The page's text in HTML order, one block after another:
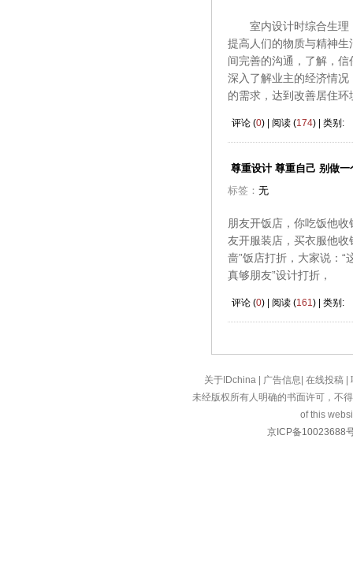
室内设计时综合生理，
提高人们的物质与精神
间完善的沟通，了解，
深入了解业主的经济情
的需求，达到改善居住环
评论 (0) | 阅读 (174) | 类别:
尊重设计 尊重自己 别做一
标签： 无
朋友开饭店，你吃饭他
友开服装店，买衣服他
啬”饭店打折，大家说：“
真够朋友”设计打折，
评论 (0) | 阅读 (161) | 类别:
关于IDchina 广告信息 在线投稿
未经版权所有人明确的书面许可，不
of this
京ICP备10023688